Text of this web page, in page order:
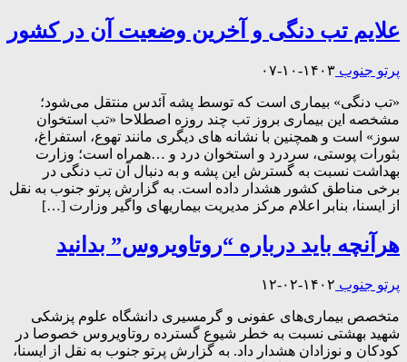
علایم تب دنگی و آخرین وضعیت آن در کشور
پرتو جنوب ۱۴۰۳-۱۰-۰۷
«تب دنگی» بیماری است که توسط پشه‌ آئدس منتقل می‌شود؛
مشخصه این بیماری بروز تب چند روزه اصطلاحا «تب استخوان
سوز» است و همچنین با نشانه های دیگری مانند تهوع، استفراغ،
بثورات پوستی، سردرد و استخوان درد و …همراه است؛ وزارت
بهداشت نسبت به گسترش این پشه و به دنبال آن تب دنگی در
برخی مناطق کشور هشدار داده است. به گزارش پرتو جنوب به نقل
از ایسنا، بنابر اعلام مرکز مدیریت بیماریهای واگیر وزارت […]
هرآنچه باید درباره “روتاویروس” بدانید
پرتو جنوب ۱۴۰۲-۰۲-۱۲
متخصص بیماری‌های عفونی و گرمسیری دانشگاه علوم پزشکی
شهید بهشتی نسبت به خطر شیوع گسترده روتاویروس خصوصا در
کودکان و نوزادان هشدار داد. به گزارش پرتو جنوب به نقل از ایسنا،‌